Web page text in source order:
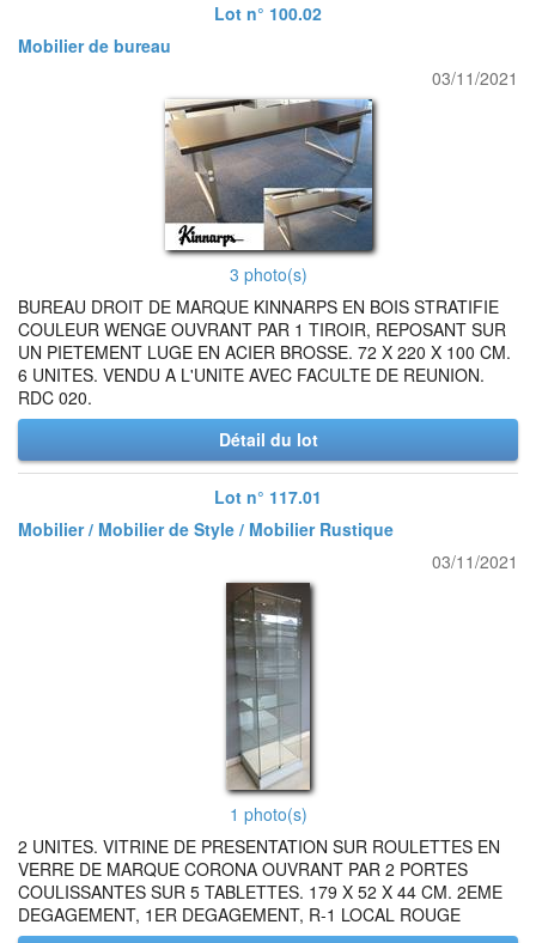
Lot n° 100.02
Mobilier de bureau
03/11/2021
3 photo(s)
BUREAU DROIT DE MARQUE KINNARPS EN BOIS STRATIFIE
COULEUR WENGE OUVRANT PAR 1 TIROIR, REPOSANT SUR
UN PIETEMENT LUGE EN ACIER BROSSE. 72 X 220 X 100 CM.
6 UNITES. VENDU A L'UNITE AVEC FACULTE DE REUNION.
RDC 020.
Détail du lot
Lot n° 117.01
Mobilier / Mobilier de Style / Mobilier Rustique
03/11/2021
1 photo(s)
2 UNITES. VITRINE DE PRESENTATION SUR ROULETTES EN
VERRE DE MARQUE CORONA OUVRANT PAR 2 PORTES
COULISSANTES SUR 5 TABLETTES. 179 X 52 X 44 CM. 2EME
DEGAGEMENT, 1ER DEGAGEMENT, R-1 LOCAL ROUGE